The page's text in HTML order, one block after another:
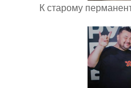
К старому